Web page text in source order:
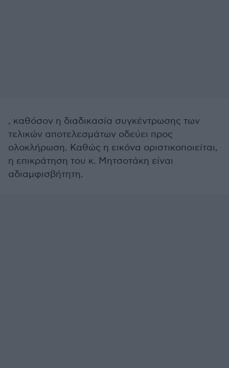
, καθόσον η διαδικασία συγκέντρωσης των
τελικών αποτελεσμάτων οδεύει προς
ολοκλήρωση. Καθώς η εικόνα οριστικοποιείται,
η επικράτηση του κ. Μητσοτάκη είναι
αδιαμφισβήτητη.